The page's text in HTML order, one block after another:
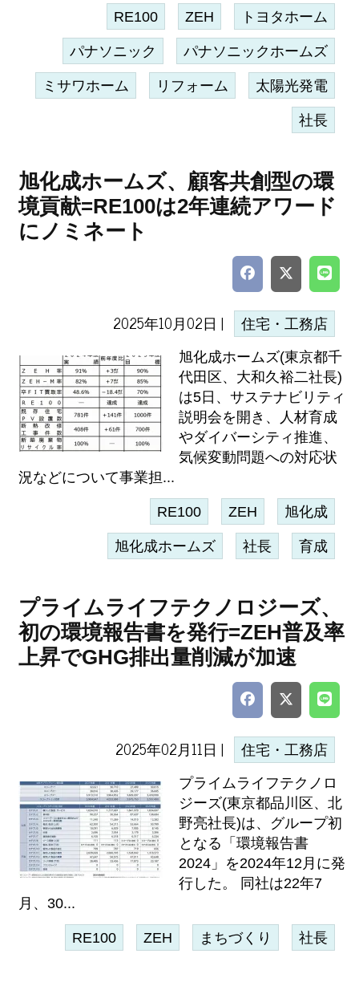
RE100 ZEH トヨタホーム
パナソニック パナソニックホームズ
ミサワホーム リフォーム 太陽光発電
社長
旭化成ホームズ、顧客共創型の環
境貢献=RE100は2年連続アワード
にノミネート
2025年10月02日 | 住宅・工務店
旭化成ホームズ(東京都千
代田区、大和久裕二社長)
は5日、サステナビリティ
説明会を開き、人材育成
やダイバーシティ推進、
気候変動問題への対応状
況などについて事業担...
RE100 ZEH 旭化成
旭化成ホームズ 社長 育成
プライムライフテクノロジーズ、
初の環境報告書を発行=ZEH普及率
上昇でGHG排出量削減が加速
2025年02月11日 | 住宅・工務店
プライムライフテクノロ
ジーズ(東京都品川区、北
野亮社長)は、グループ初
となる「環境報告書
2024」を2024年12月に発
行した。 同社は22年7
月、30...
RE100 ZEH まちづくり 社長